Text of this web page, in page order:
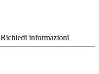
Richiedi informazioni